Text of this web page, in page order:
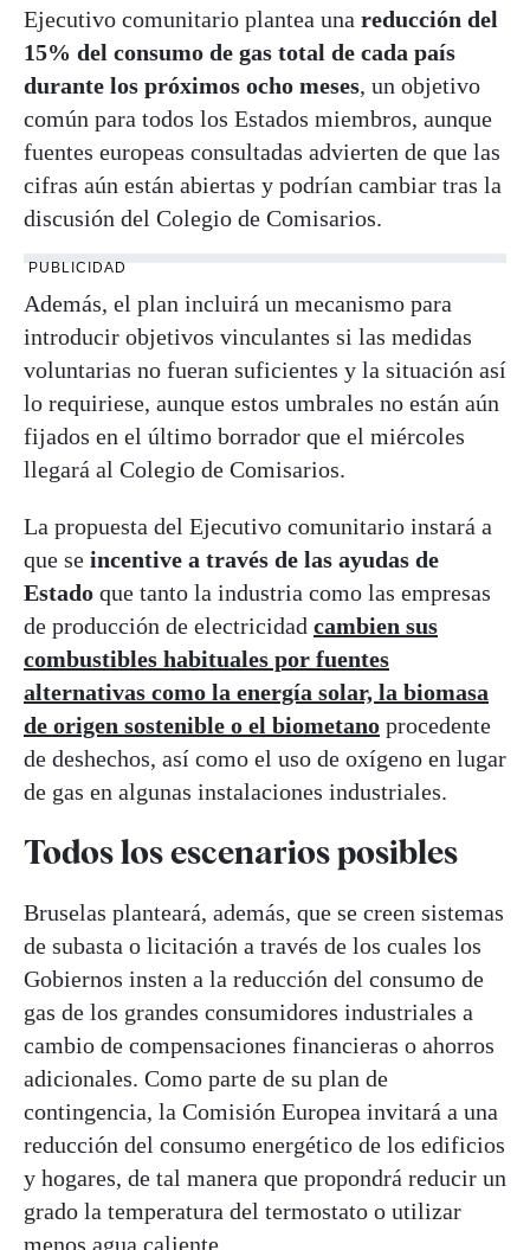
Ejecutivo comunitario plantea una reducción del
15% del consumo de gas total de cada país
durante los próximos ocho meses, un objetivo
común para todos los Estados miembros, aunque
fuentes europeas consultadas advierten de que las
cifras aún están abiertas y podrían cambiar tras la
discusión del Colegio de Comisarios.
PUBLICIDAD
Además, el plan incluirá un mecanismo para
introducir objetivos vinculantes si las medidas
voluntarias no fueran suficientes y la situación así
lo requiriese, aunque estos umbrales no están aún
fijados en el último borrador que el miércoles
llegará al Colegio de Comisarios.
La propuesta del Ejecutivo comunitario instará a
que se incentive a través de las ayudas de
Estado que tanto la industria como las empresas
de producción de electricidad cambien sus
combustibles habituales por fuentes
alternativas como la energía solar, la biomasa
de origen sostenible o el biometano procedente
de deshechos, así como el uso de oxígeno en lugar
de gas en algunas instalaciones industriales.
Todos los escenarios posibles
Bruselas planteará, además, que se creen sistemas
de subasta o licitación a través de los cuales los
Gobiernos insten a la reducción del consumo de
gas de los grandes consumidores industriales a
cambio de compensaciones financieras o ahorros
adicionales. Como parte de su plan de
contingencia, la Comisión Europea invitará a una
reducción del consumo energético de los edificios
y hogares, de tal manera que propondrá reducir un
grado la temperatura del termostato o utilizar
menos agua caliente.